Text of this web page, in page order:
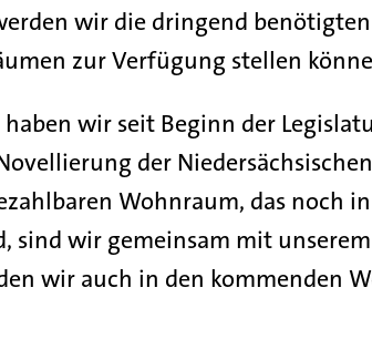
wir die dringend
zur Verfügung stellen
haben wir seit Beginn der
der
Wohnraum, das noch
sind wir gemeinsam mit
wir auch in den kommenden